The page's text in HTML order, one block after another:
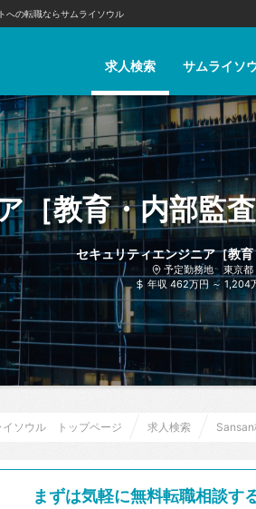
への転職ならサムライソウル
求人検索 サムライソ
セキュリティエンジニア［教
予定勤務地 東京都
年収 462万円 ～ 1,204
イソウル トップページ 求人検索
まずは気軽に無料転職相談す